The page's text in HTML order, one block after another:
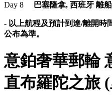
Day 8
巴塞隆拿, 西班牙 離船
- 以上航程及預計到達/離開時
公布為準。
意鉑奢華郵輪
直布羅陀之旅